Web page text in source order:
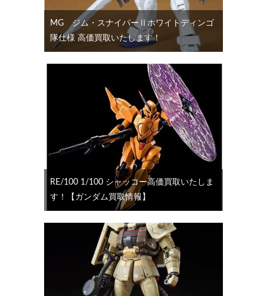
MG ジム・スナイパーⅡホワイトディンゴ
隊仕様 高価買取いたします！
RE/100 1/100 シャッコー高価買取いたしま
す！【ガンダム買取情報】